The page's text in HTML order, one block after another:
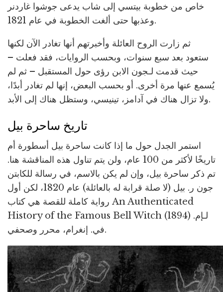
خاص من خطوبة بيتسي إلى شاب يدعى جوشوا غاردنر
وعذبها حتى ألغت الخطوبة في عام 1821.
ثم زارت الروح العائلة وأخبرتهم أنها تغادر الآن لكنها
ستعود بعد سبع سنوات، وبحسب الروايات، فقد فعلت –
حيث قدمت لـجون الابن رؤى حول المستقبل – ثم لم
يُسمع عنها مرة أخرى. أو بحسب البعض، إنها لم تغادر أبدًا،
ولا تزال هناك في آدامز، تينيسي، وستظل هناك إلى الأبد.
تاريخ ساحرة بيل
استمر الجدل حول ما إذا كانت ساحرة بيل أسطورة أم
تاريخًا لأكثر من 100 عام، ولن يتم تناول هذه المناقشة هنا.
تم ذكر ساحرة بيل، وإن لم يكن بالاسم، في رسالة للكابتن
جون ر. بيل (لا صلة قرابة له بالعائلة) عام 1820، لكن أول
رواية كاملة للقصة هي كتاب An Authenticated
History of the Famous Bell Witch (1894) لـإم.
في. إنغرام، محرر وصحفي.